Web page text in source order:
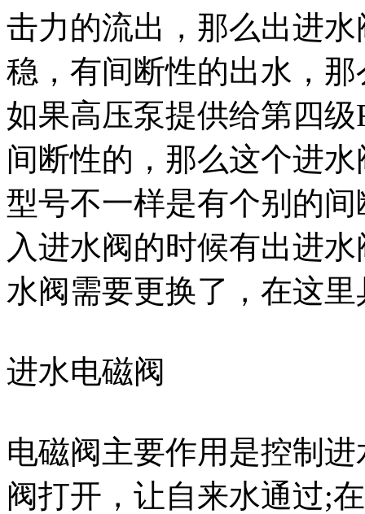
击力的流出，那么出进
稳，有间断性的出水，
如果高压泵提供给第四
间断性的，那么这个进
型号不一样是有个别的
入进水阀的时候有出进
水阀需要更换了，在这
进水电磁阀
电磁阀主要作用是控制
阀打开，让自来水通过;